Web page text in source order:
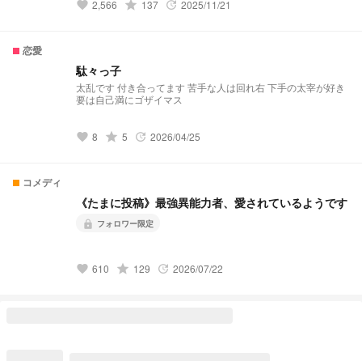
いと思うけどね☆ 最低でも1日1枚描く！！ 文スト、ボーカロ
favorite 2,566 grade 137 update 2025/11/21
恋愛
駄々っ子
太乱です 付き合ってます 苦手な人は回れ右 下手の太宰が好き
要は自己満にゴザイマス
favorite 8 grade 5 update 2026/04/25
コメディ
《たまに投稿》最強異能力者、愛されているようです
lock フォロワー限定
favorite 610 grade 129 update 2026/07/22